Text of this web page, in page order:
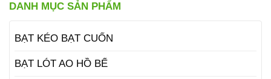
DANH MỤC SẢN PHẨM
BẠT KÉO BẠT CUỐN
BẠT LÓT AO HỒ BỂ